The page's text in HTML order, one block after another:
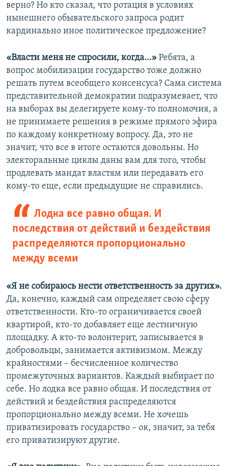
верно? Но кто сказал, что ротация в условиях
нынешнего обывательского запроса родит
кардинально иное политическое предложение?
«Власти меня не спросили, когда…» Ребята, а
вопрос мобилизации государство тоже должно
решать путем всеобщего консенсуса? Сама система
представительной демократии подразумевает, что
на выборах вы делегируете кому-то полномочия, а
не принимаете решения в режиме прямого эфира
по каждому конкретному вопросу. Да, это не
значит, что все в итоге остаются довольны. Но
электоральные циклы даны вам для того, чтобы
продлевать мандат властям или передавать его
кому-то еще, если предыдущие не справились.
Лодка все равно общая. И
последствия от действий и бездействия
распределяются пропорционально
между всеми
«Я не собираюсь нести ответственность за других».
Да, конечно, каждый сам определяет свою сферу
ответственности. Кто-то ограничивается своей
квартирой, кто-то добавляет еще лестничную
площадку. А кто-то волонтерит, записывается в
добровольцы, занимается активизмом. Между
крайностями – бесчисленное количество
промежуточных вариантов. Каждый выбирает по
себе. Но лодка все равно общая. И последствия от
действий и бездействия распределяются
пропорционально между всеми. Не хочешь
приватизировать государство – ок, значит, за тебя
его приватизируют другие.